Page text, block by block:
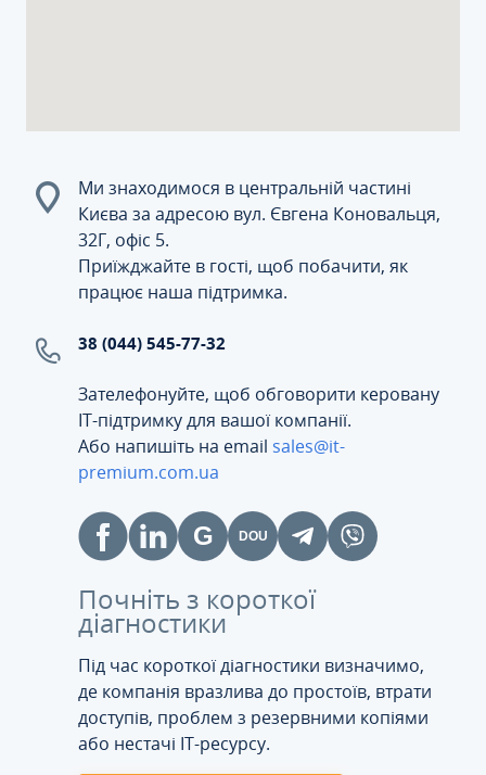
Ми знаходимося в центральній частині
Києва за адресою вул. Євгена Коновальця,
32Г, офіс 5.
Приїжджайте в гості, щоб побачити, як
працює наша підтримка.
38 (044) 545-77-32
Зателефонуйте, щоб обговорити керовану
ІТ-підтримку для вашої компанії.
Або напишіть на email sales@it-
premium.com.ua
Почніть з короткої
діагностики
Під час короткої діагностики визначимо,
де компанія вразлива до простоїв, втрати
доступів, проблем з резервними копіями
або нестачі IT-ресурсу.